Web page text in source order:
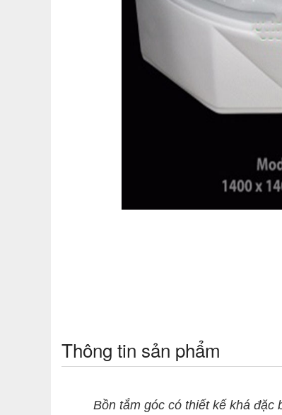
Thông tin sản phẩm
Bồn tắm góc có thiết kế khá đặc